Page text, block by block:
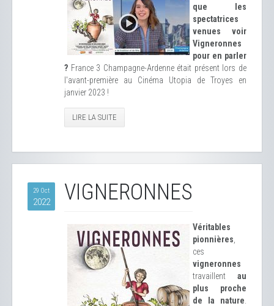
que les
spectatrices
venues voir
Vigneronnes
pour en parler
? France 3 Champagne-Ardenne était présent lors de
l'avant-première au Cinéma Utopia de Troyes en
janvier 2023 !
LIRE LA SUITE
29 Oct
2022 VIGNERONNES
Véritables
pionnières
ces
vigneronnes
travaillent au
plus proche
de la nature